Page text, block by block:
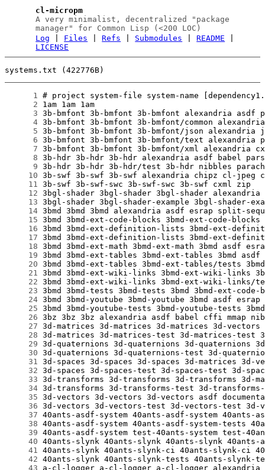
cl-micropm
A very minimalist, decentralized "package
manager" for Common Lisp (<200 LOC)
Log
Files |Refs Submodules |README
LICENSE
systems.txt (422776B)
      1
      2
      3
      4
      5
      6
      7
      8
      9
     10
     11
     12
     13
     14
     15
     16
     17
     18
     19
     20
     21
     22
     23
     24
     25
     26
     27
     28
     29
     30
     31
     32
     33
     34
     35
     36
     37
     38
     39
     40
     41
     42
     43